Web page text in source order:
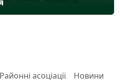
Районні асоціації
Новини